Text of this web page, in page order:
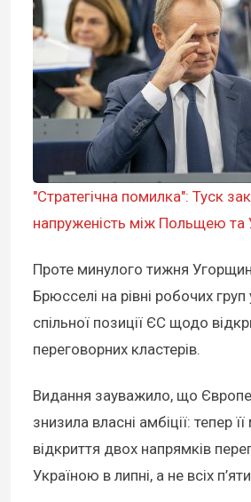
"Стратегічна помилка": Туск
напруженість між Польщею та
Проте минулого тижня
Брюсселі на рівні робочих груп
спільної позиції ЄС щодо
переговорних кластерів.
Видання зауважило, що
знизила власні амбіції: тепер
відкриття двох напрямків
Україною в липні, а не всіх